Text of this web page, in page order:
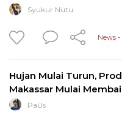
Syukur Nutu
News -
Hujan Mulai Turun,
Makassar Mulai
PaUs